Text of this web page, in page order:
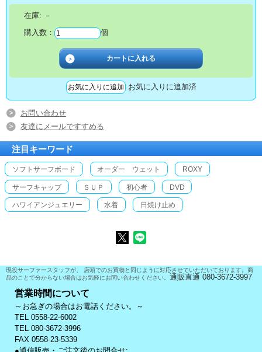
在庫: －
購入数：
個
お気に入りに追加済
お問い合わせ
友達にメールですすめる
注目キーワード
ソフトサーフボード オーダー ウェット ROXY
サーフキャップ ＳＵＰ 初心者 DVD
ハワイアンジュエリー 水着 日焼け止め
現役サーファースタッフが、 店頭でのお買物と同じように対応させていただいております。商
品のことで分からない場合はお気軽にお問い合わせください。 通販直通 080-3672-3997
営業時間について
～お急ぎの場合はお電話ください。～
TEL 0558-22-6002
TEL 080-3672-3996
FAX 0558-23-5339